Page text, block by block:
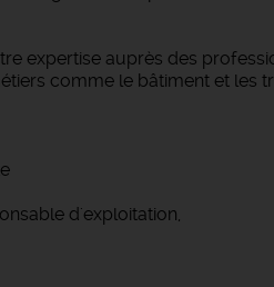
expertise auprès des
comme le bâtiment et les
d'exploitation,